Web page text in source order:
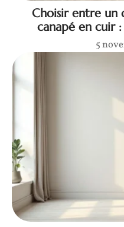
Choisir entre un
canapé en cuir
5